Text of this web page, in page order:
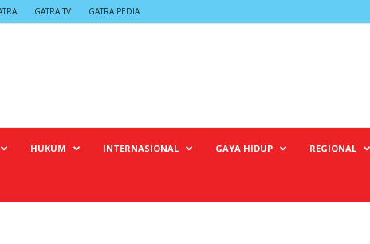
GATRA TV GATRA PEDIA
HUKUM INTERNASIONAL GAYA HIDUP REGIONAL